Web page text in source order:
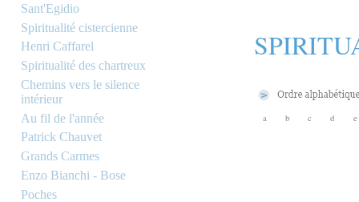
Sant'Egidio
Spiritualité cistercienne
Henri Caffarel
Spiritualité des chartreux
Chemins vers le silence
intérieur
Au fil de l'année
Patrick Chauvet
Grands Carmes
Enzo Bianchi - Bose
Poches
a b c d e